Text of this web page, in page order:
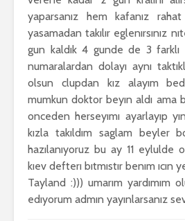
yaparsanız hem kafanız
yasamadan takılır eglenırsınız
gun kaldık 4 gunde de 3 farklı
numaralardan dolayı aynı
olsun clupdan kız alayım
mumkun doktor beyın aldı ama
onceden herseyımı ayarlayıp
kızla takıldım saglam beyler
hazılanıyoruz bu ay 11 eylulde
kıev defterı bıtmıstır benım
Tayland :))) umarım yardımım
edıyorum admın yayınlarsanız